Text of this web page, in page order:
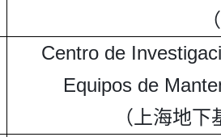
Centro de
Equipos de
（上海地